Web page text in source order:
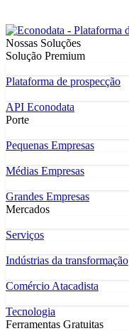
Nossas Soluções
Solução Premium
Plataforma de prospecção
API Econodata
Porte
Pequenas Empresas
Médias Empresas
Grandes Empresas
Mercados
Serviços
Indústrias da transformação
Comércio Atacadista
Tecnologia
Ferramentas Gratuitas